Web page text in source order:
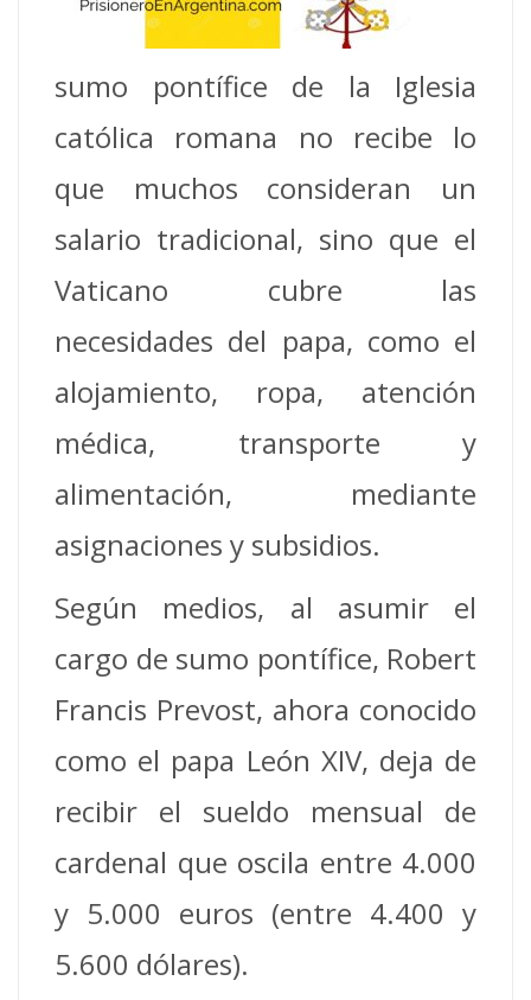
sumo pontífice de la Iglesia
católica romana no recibe lo
que muchos consideran un
salario tradicional, sino que el
Vaticano cubre las
necesidades del papa, como el
alojamiento, ropa, atención
médica, transporte y
alimentación, mediante
asignaciones y subsidios.
Según medios, al asumir el
cargo de sumo pontífice, Robert
Francis Prevost, ahora conocido
como el papa León XIV, deja de
recibir el sueldo mensual de
cardenal que oscila entre 4.000
y 5.000 euros (entre 4.400 y
5.600 dólares).